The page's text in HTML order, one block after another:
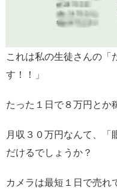
これは私の生徒さんの「
す！！」
たった１日で８万円とか
月収３０万円なんて、「
だけるでしょうか？
カメラは最短１日で売れ